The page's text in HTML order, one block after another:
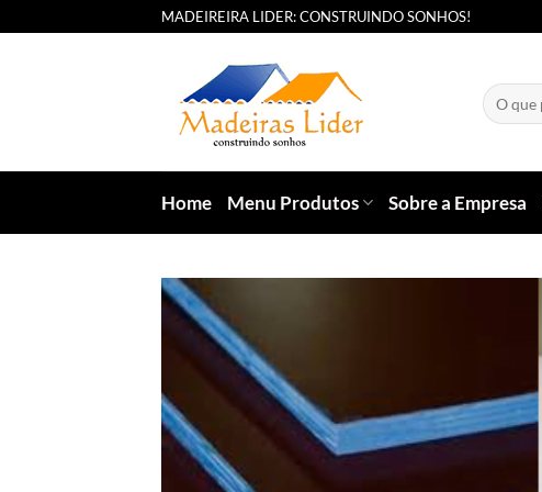
MADEIREIRA LIDER: CONSTRUINDO SONHOS!
Pesquisar
por:
Home Menu Produtos Sobre a Empresa